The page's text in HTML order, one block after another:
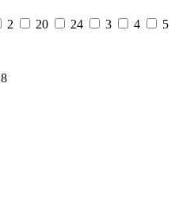
2 20 24 3 4
5
8